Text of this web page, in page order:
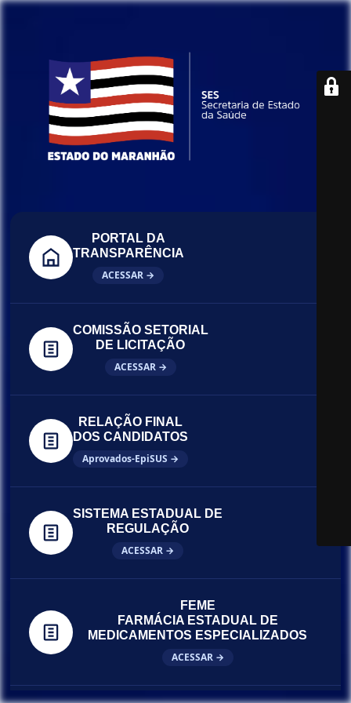
PORTAL DA
TRANSPARÊNCIA
ACESSAR →
COMISSÃO SETORIAL
DE LICITAÇÃO
ACESSAR →
RELAÇÃO FINAL
DOS CANDIDATOS
Aprovados-EpiSUS →
SISTEMA ESTADUAL DE
REGULAÇÃO
ACESSAR →
FEME
FARMÁCIA ESTADUAL DE
MEDICAMENTOS ESPECIALIZADOS
ACESSAR →